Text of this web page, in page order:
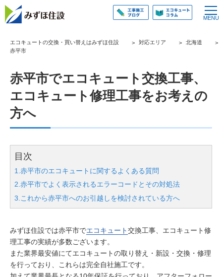
エコキュートの交換・買い替えはみずほ住設 対応エリア
北海道
赤平市
赤平市でエコキュート交換工事、
エコキュート修理工事をお考えの
方へ
目次
1.赤平市のエコキュートに関するよくある質問
2.赤平市でよく表示されるエラーコードとその対処法
3.これから赤平市へのお引越しを検討されている方へ
みずほ住設では赤平市でエコキュート交換工事、エコキュート修
理工事の実績が多数ございます。
また業界最安値にてエコキュートの取り替え・新設・交換・修理
を行っており、これらは完全自社施工です。